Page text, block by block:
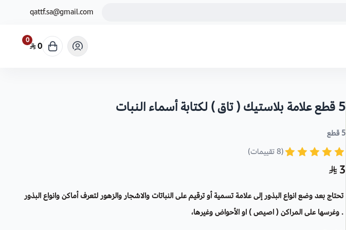
qattf.sa@gmail.com
0
0
5 قطع علامة بلاستيك ( تاق ) لكتابة أسماء النبات
5 قطع
(8 تقييمات)
3
تحتاج بعد وضع انواع البذور إلى علامة تسمية أو ترقيم على النباتات والاشجار والزهور لتعرف أماكن وانواع البذور
. وغرسها على المراكن ( اصيص ) او الأحواض وغيرها،